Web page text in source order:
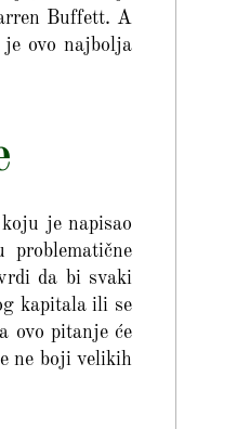
Buffett. A
ovo najbolja
koju je napisao
da bi svaki
kapitala ili se
ovo pitanje će
ne boji velikih